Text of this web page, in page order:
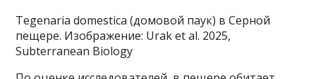
Tegenaria domestica (домовой паук) в Серной
пещере. Изображение: Urak et al. 2025,
Subterranean Biology